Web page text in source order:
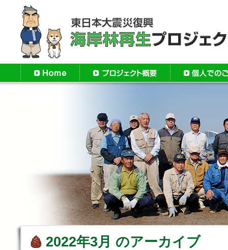
2022年3月 のアーカイブ